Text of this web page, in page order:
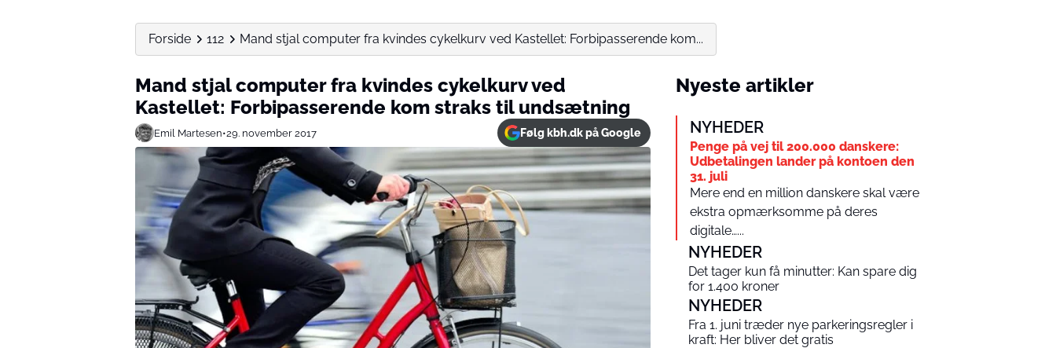
Forside 112 Mand stjal computer fra kvindes cykelkurv ved Kastellet: Forbipasserende kom...
Mand stjal computer fra kvindes cykelkurv ved
Kastellet: Forbipasserende kom straks til undsætning
Emil Martesen•29. november 2017 Følg kbh.dk på Google
Nyeste artikler
NYHEDER
Penge på vej til 200.000 danskere:
Udbetalingen lander på kontoen den
31. juli
Mere end en million danskere skal være
ekstra opmærksomme på deres
digitale…...
NYHEDER
Det tager kun få minutter: Kan spare dig
for 1.400 kroner
NYHEDER
Fra 1. juni træder nye parkeringsregler i
kraft: Her bliver det gratis